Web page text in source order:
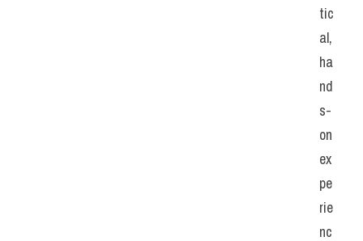
tic
al,
ha
nd
s-
on
ex
pe
rie
nc